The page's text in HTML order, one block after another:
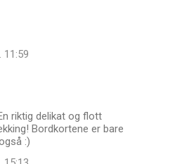
11:59
riktig delikat og flott
Bordkortene er bare
:)